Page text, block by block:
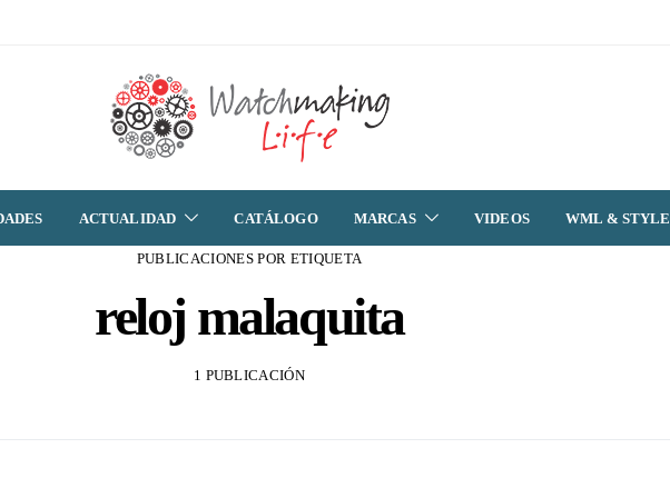
ACTUALIDAD CATÁLOGO MARCAS VIDEOS WML & STYLE
PUBLICACIONES POR ETIQUETA
reloj malaquita
1 PUBLICACIÓN